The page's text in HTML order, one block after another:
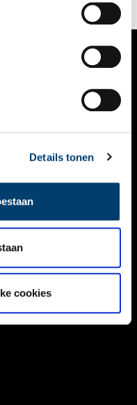
Details tonen
cookies